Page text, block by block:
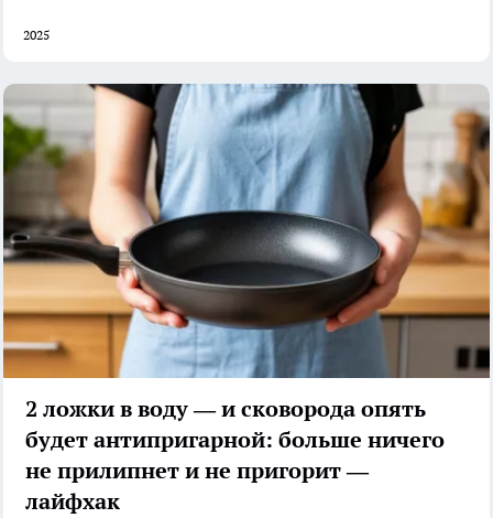
2025
2 ложки в воду — и сковорода опять
будет антипригарной: больше ничего
не прилипнет и не пригорит —
лайфхак